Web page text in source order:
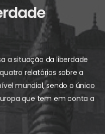
a situação da liberdade
relatórios sobre a
mundial, sendo o único
que tem em conta a